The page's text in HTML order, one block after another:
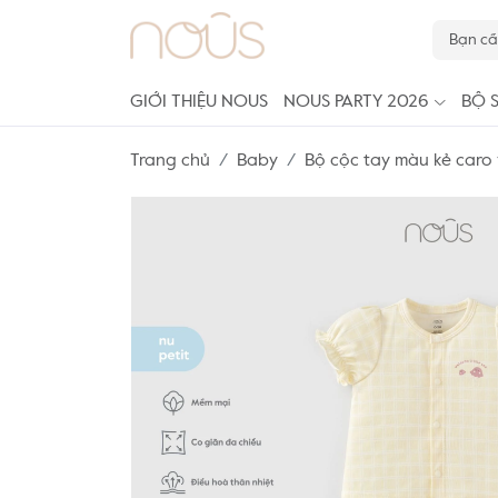
GIỚI THIỆU NOUS NOUS PARTY 2026 BỘ
Trang chủ Baby Bộ cộc tay màu kẻ